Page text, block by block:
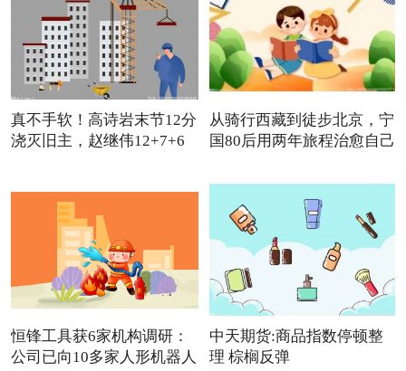
真不手软！高诗岩末节12分
浇灭旧主，赵继伟12+7+6
从骑行西藏到徒步北京，宁
国80后用两年旅程治愈自己
恒锋工具获6家机构调研：
公司已向10多家人形机器人
中天期货:商品指数停顿整
理 棕榈反弹